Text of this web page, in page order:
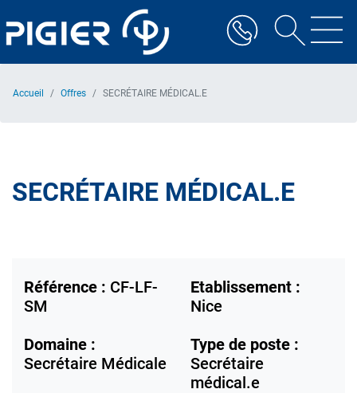
au
contenu
Accueil Offres SECRÉTAIRE MÉDICAL.E
SECRÉTAIRE MÉDICAL.E
Référence : CF-LF-
SM
Etablissement :
Nice
Domaine :
Secrétaire Médicale
Type de poste :
Secrétaire
médical.e